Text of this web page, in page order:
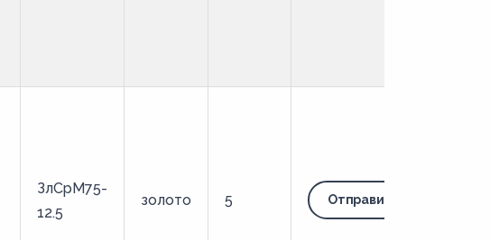
ЗлСрМ75-
12.5
золото 5 Отправить запрос